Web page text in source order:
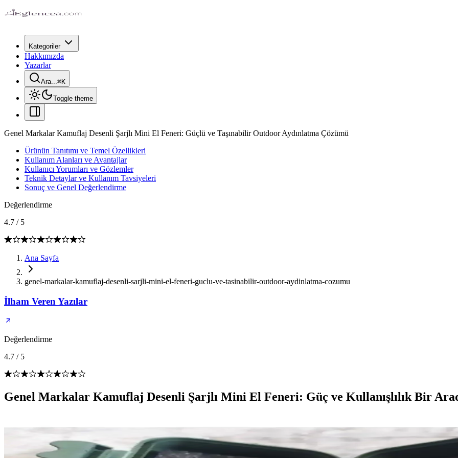
Kategoriler
Hakkımızda
Yazarlar
Ara...⌘K
Toggle theme
Genel Markalar Kamuflaj Desenli Şarjlı Mini El Feneri: Güçlü ve Taşınabilir Outdoor Aydınlatma Çözümü
Ürünün Tanıtımı ve Temel Özellikleri
Kullanım Alanları ve Avantajlar
Kullanıcı Yorumları ve Gözlemler
Teknik Detaylar ve Kullanım Tavsiyeleri
Sonuç ve Genel Değerlendirme
Değerlendirme
4.7 / 5
Ana Sayfa
genel-markalar-kamuflaj-desenli-sarjli-mini-el-feneri-guclu-ve-tasinabilir-outdoor-aydinlatma-cozumu
İlham Veren Yazılar
Değerlendirme
4.7 / 5
Genel Markalar Kamuflaj Desenli Şarjlı Mini El Feneri: Güç ve Kullanışlılık Bir